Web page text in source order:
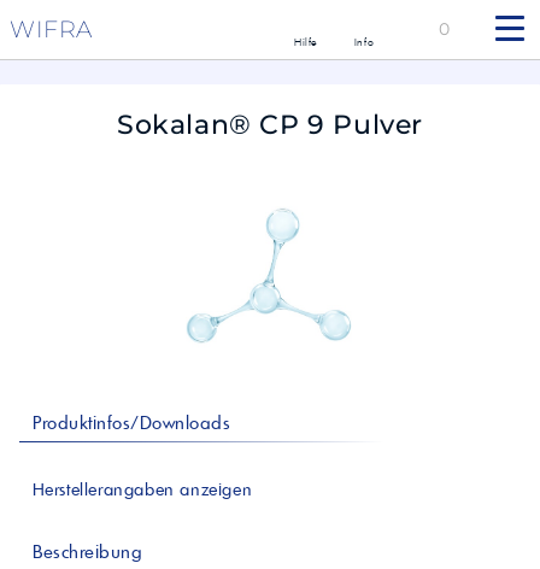
WIFRA Hilfe Info
0
Sokalan® CP 9 Pulver
Produktinfos/Downloads
Herstellerangaben anzeigen
Beschreibung